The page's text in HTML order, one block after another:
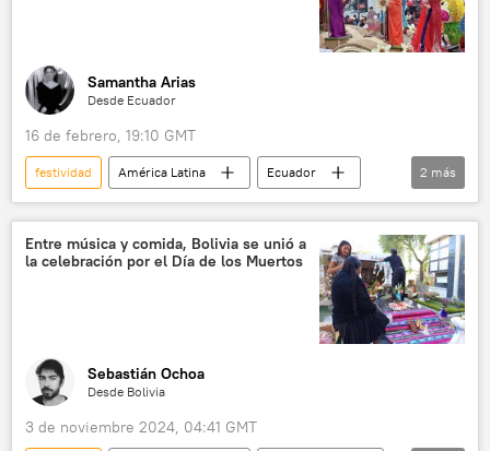
Samantha Arias
Desde Ecuador
16 de febrero, 19:10 GMT
festividad América Latina
Ecuador
🎭 Arte y cultura
Quito
2 más
Entre música y comida, Bolivia se unió a
la celebración por el Día de los Muertos
Sebastián Ochoa
Desde Bolivia
3 de noviembre 2024, 04:41 GMT